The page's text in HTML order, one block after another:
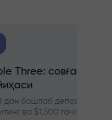
совға
депозит
гача